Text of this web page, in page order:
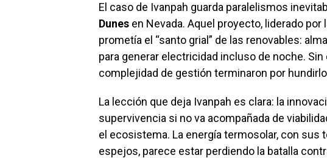
El caso de Ivanpah guarda paralelismos
Dunes en Nevada. Aquel proyecto, liderado por
prometía el “santo grial” de las renovables:
para generar electricidad incluso de noche.
complejidad de gestión terminaron por
La lección que deja Ivanpah es clara: la
supervivencia si no va acompañada de
el ecosistema. La energía termosolar, con
espejos, parece estar perdiendo la batalla